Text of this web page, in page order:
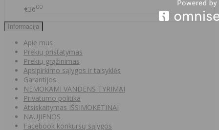
€3600
Informacija
Apie mus
Prekių pristatymas
Prekių grąžinimas
Apsipirkimo sąlygos ir taisyklės
Garantijos
NEMOKAMI VANDENS TYRIMAI
Privatumo politika
Atsiskaitymas IŠSIMOKĖTINAI
NAUJIENOS
Facebook konkursų sąlygos